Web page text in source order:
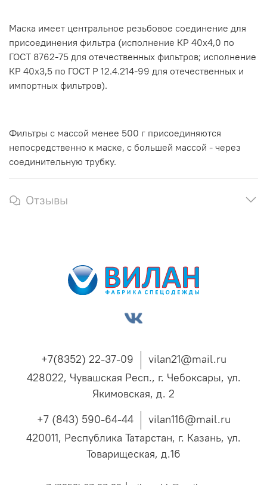
Маска имеет центральное резьбовое соединение для
присоединения фильтра (исполнение КР 40x4,0 по
ГОСТ 8762-75 для отечественных фильтров; исполнение
КР 40x3,5 по ГОСТ Р 12.4.214-99 для отечественных и
импортных фильтров).
Фильтры с массой менее 500 г присоединяются
непосредственно к маске, с большей массой - через
соединительную трубку.
Отзывы
+7(8352) 22-37-09
vilan21@mail.ru
428022, Чувашская Респ., г. Чебоксары, ул.
Якимовская, д. 2
+7 (843) 590-64-44
vilan116@mail.ru
420011, Республика Татарстан, г. Казань, ул.
Товарищеская, д.16